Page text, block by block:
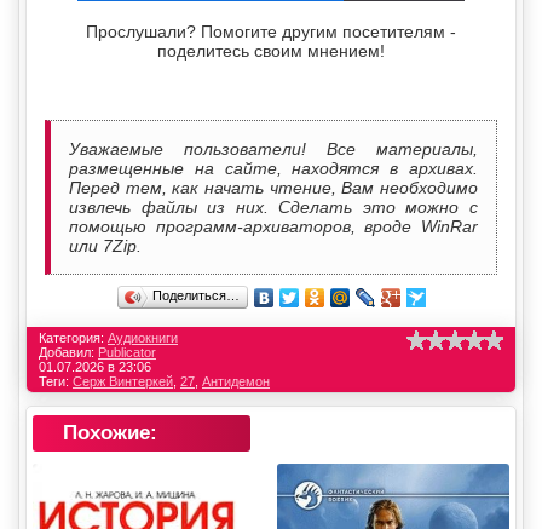
Прослушали? Помогите другим посетителям -
поделитесь своим мнением!
Уважаемые пользователи! Все материалы,
размещенные на сайте, находятся в архивах.
Перед тем, как начать чтение, Вам необходимо
извлечь файлы из них. Сделать это можно с
помощью программ-архиваторов, вроде WinRar
или 7Zip.
Поделиться…
Категория: Аудиокниги
Добавил: Publicator
01.07.2026 в 23:06
Теги: Серж Винтеркей 27 Антидемон
Похожие: